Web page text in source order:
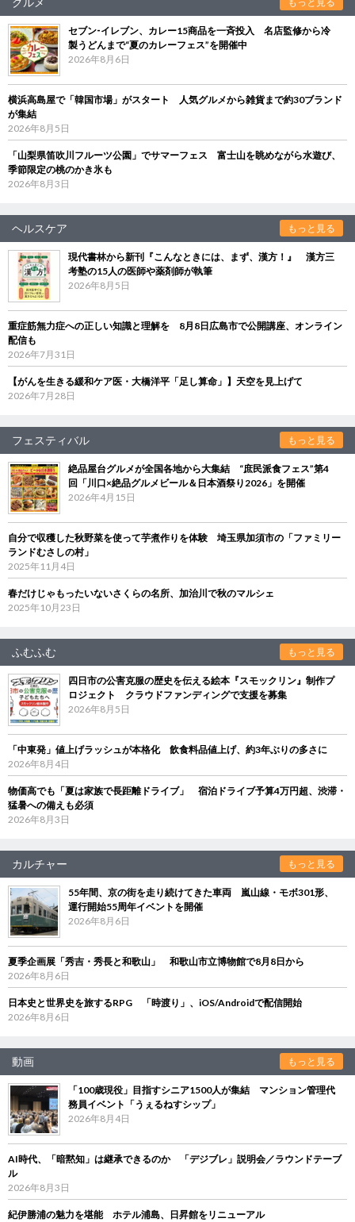
セブン‐イレブン、カレー15商品を一斉投入 名店監修から冷
製うどんまで“夏のカレーフェス”を開催中
2026年8月6日
横浜高島屋で「韓国市場」がスタート 人気グルメから雑貨まで約30ブランド
が集結
2026年8月5日
「山梨県笛吹川フルーツ公園」でサマーフェス 富士山を眺めながら水遊び、
季節限定の桃のかき氷も
2026年8月3日
ヘルスケア もっと見る
現代書林から新刊『こんなときには、まず、漢方！』 漢方三
考塾の15人の医師や薬剤師が執筆
2026年8月5日
重症筋無力症への正しい知識と理解を 8月8日広島市で公開講座、オンライン
配信も
2026年7月31日
【がんを生きる緩和ケア医・大橋洋平「足し算命」】天空を見上げて
2026年7月28日
フェスティバル もっと見る
絶品屋台グルメが全国各地から大集結 “庶民派食フェス”第4
回「川口×絶品グルメビール＆日本酒祭り2026」を開催
2026年4月15日
自分で収穫した秋野菜を使って芋煮作りを体験 埼玉県加須市の「ファミリー
ランドむさしの村」
2025年11月4日
春だけじゃもったいないさくらの名所、加治川で秋のマルシェ
2025年10月23日
ふむふむ もっと見る
四日市の公害克服の歴史を伝える絵本『スモックリン』制作プ
ロジェクト クラウドファンディングで支援を募集
2026年8月5日
「中東発」値上げラッシュが本格化 飲食料品値上げ、約3年ぶりの多さに
2026年8月4日
物価高でも「夏は家族で長距離ドライブ」 宿泊ドライブ予算4万円超、渋滞・
猛暑への備えも必須
2026年8月3日
カルチャー もっと見る
55年間、京の街を走り続けてきた車両 嵐山線・モボ301形、
運行開始55周年イベントを開催
2026年8月6日
夏季企画展「秀吉・秀長と和歌山」 和歌山市立博物館で8月8日から
2026年8月6日
日本史と世界史を旅するRPG 「時渡り」、iOS/Androidで配信開始
2026年8月6日
動画 もっと見る
「100歳現役」目指すシニア1500人が集結 マンション管理代
務員イベント「うぇるねすシップ」
2026年8月4日
AI時代、「暗黙知」は継承できるのか 「デジブレ」説明会／ラウンドテーブ
ル
2026年8月3日
紀伊勝浦の魅力を堪能 ホテル浦島、日昇館をリニューアル